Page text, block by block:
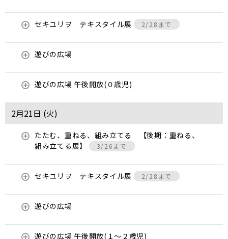
セキユリヲ テキスタイル展 2/28まで
遊びの広場
遊びの広場 午後開放(０歳児)
2月21日 (火)
たたむ、重ねる、組み立てる 【後期：重ねる、
組み立てる展】
3/26まで
セキユリヲ テキスタイル展 2/28まで
遊びの広場
遊びの広場 午後開放(１～２歳児)